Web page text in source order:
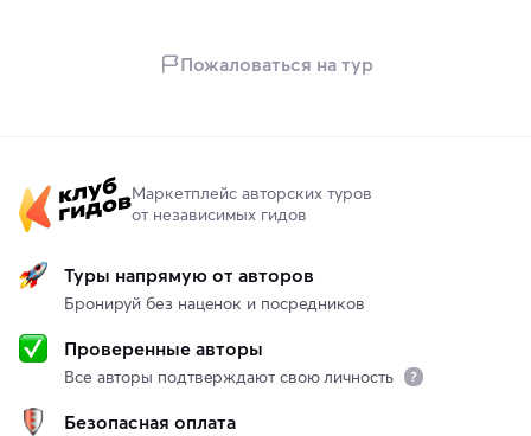
Пожаловаться на тур
Маркетплейс авторских туров
от независимых гидов
Туры напрямую от авторов
Бронируй без наценок и посредников
Проверенные авторы
Все авторы подтверждают свою личность
Безопасная оплата